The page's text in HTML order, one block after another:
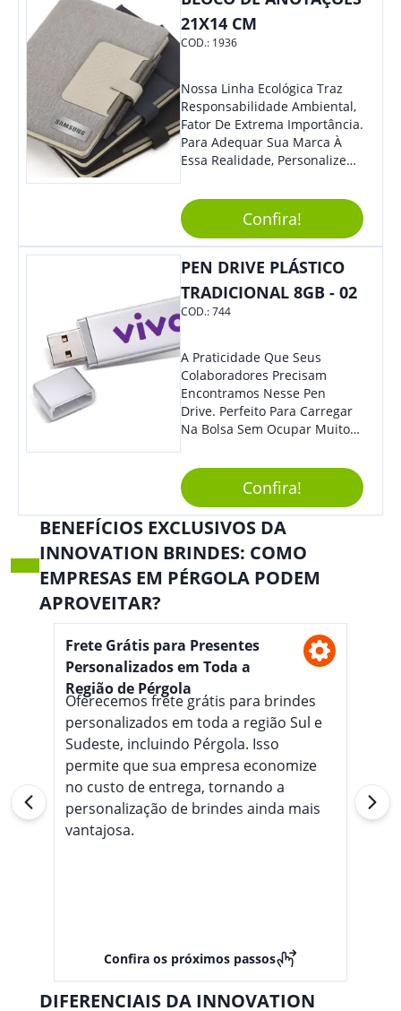
21X14 CM
COD.: 1936
Nossa Linha Ecológica Traz
Responsabilidade Ambiental,
Fator De Extrema Importância.
Para Adequar Sua Marca À
Essa Realidade, Personalize
Anotações Com Post-It E
Caneta. Elaborado A Partir De
Material Reciclado, O Brinde
Também É Prático, Tornando-
Se Assim Excelente Para Uso
Cotidiano. Perfeito, Não É?!
Confira!
PEN DRIVE PLÁSTICO
TRADICIONAL 8GB - 02
COD.:744
A Praticidade Que Seus
Colaboradores Precisam
Encontramos Nesse Pen
Drive. Perfeito Para Carregar
Na Bolsa Sem Ocupar Muito
Qualquer Lugar Todos Os
Arquivos Desejados. Ideal
Para Oferecer Em Eventos E
Feiras De Exposições.
Confira!
BENEFÍCIOS EXCLUSIVOS DA
INNOVATION BRINDES: COMO
EMPRESAS EM PÉRGOLA PODEM
APROVEITAR?
Frete Grátis para Presentes
Personalizados em Toda a
Região de Pérgola
Oferecemos frete grátis para brindes
personalizados em toda a região Sul e
Sudeste, incluindo Pérgola. Isso
permite que sua empresa economize
no custo de entrega, tornando a
personalização de brindes ainda mais
vantajosa.
Confira os próximos passos
DIFERENCIAIS DA INNOVATION